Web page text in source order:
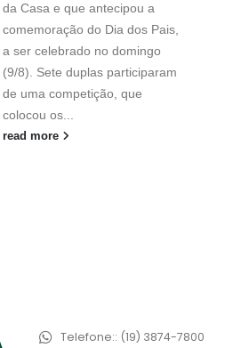
da Casa e que antecipou a
comemoração do Dia dos Pais,
a ser celebrado no domingo
(9/8). Sete duplas participaram
de uma competição, que
colocou os...
read more
Telefone:: (19) 3874-7800